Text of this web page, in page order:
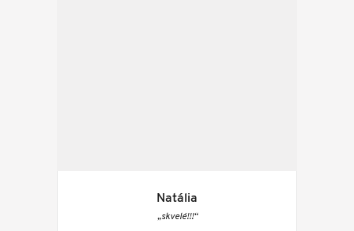
Natália
„skvelé!!!“